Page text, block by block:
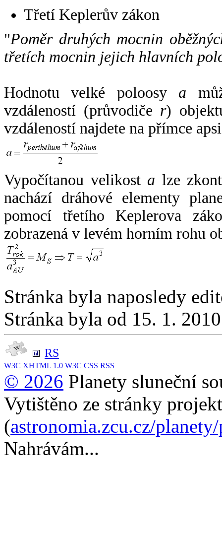
Třetí Keplerův zákon
"Poměr druhých mocnin
třetích mocnin jejich hlavních
Hodnotu velké poloosy a
vzdáleností (průvodiče r)
vzdáleností najdete na přímce
Vypočítanou velikost a lze
nachází dráhové elementy
pomocí třetího Keplerova
zobrazená v levém horním rohu
Stránka byla naposledy
Stránka byla od 15. 1.
RS
W3C XHTML 1.0 W3C CSS RSS
© 2026 Planety sluneční
Vytištěno ze stránky
(astronomia.zcu.cz/
Nahrávám...